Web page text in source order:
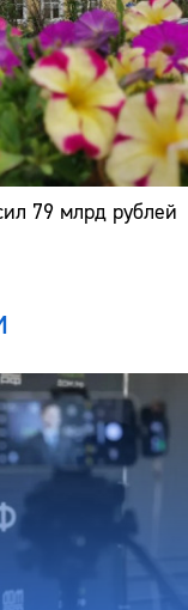
79 млрд рублей